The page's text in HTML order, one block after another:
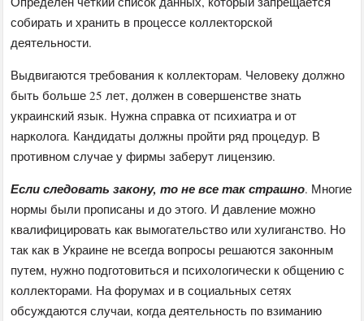
собирать и хранить в процессе коллекторской
деятельности.
Выдвигаются требования к коллекторам. Человеку должно
быть больше 25 лет, должен в совершенстве знать
украинский язык. Нужна справка от психиатра и от
нарколога. Кандидаты должны пройти ряд процедур. В
противном случае у фирмы заберут лицензию.
Если следовать закону, то не все так страшно. Многие
нормы были прописаны и до этого. И давление можно
квалифицировать как вымогательство или хулиганство. Но
так как в Украине не всегда вопросы решаются законным
путем, нужно подготовиться и психологически к общению с
коллекторами. На форумах и в социальных сетях
обсуждаются случаи, когда деятельность по взиманию